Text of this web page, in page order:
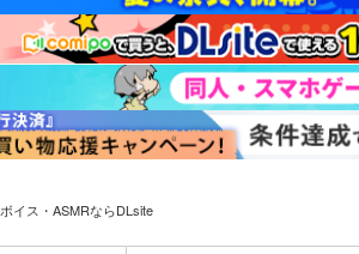
イス・ASMRならDLsite